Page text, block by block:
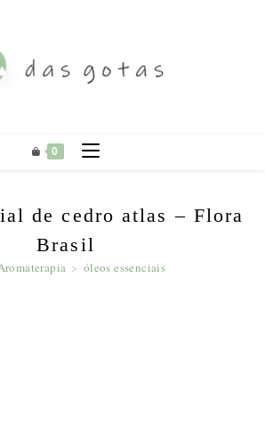
0
de cedro atlas – Flora
Brasil
> óleos essenciais